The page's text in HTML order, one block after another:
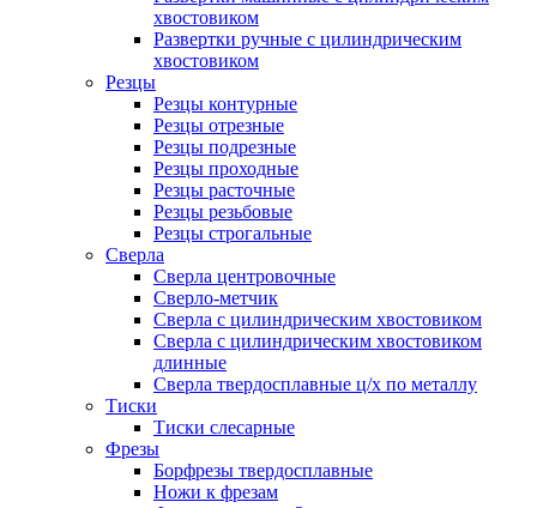
хвостовиком
Развертки ручные с цилиндрическим
хвостовиком
Резцы
Резцы контурные
Резцы отрезные
Резцы подрезные
Резцы проходные
Резцы расточные
Резцы резьбовые
Резцы строгальные
Сверла
Сверла центровочные
Сверло-метчик
Сверла с цилиндрическим хвостовиком
Сверла с цилиндрическим хвостовиком
длинные
Сверла твердосплавные ц/х по металлу
Тиски
Тиски слесарные
Фрезы
Борфрезы твердосплавные
Ножи к фрезам